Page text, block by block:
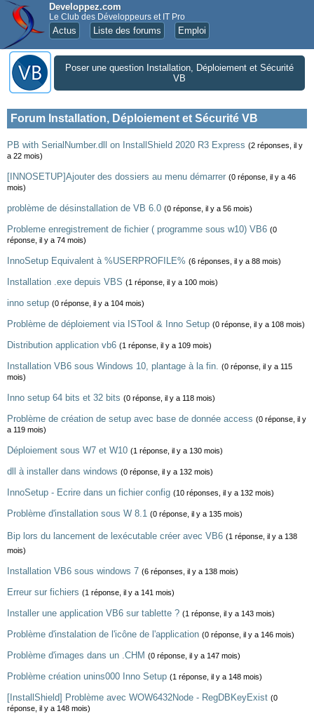
Developpez.com
Le Club des Développeurs et IT Pro
Actus Liste des forums Emploi
Poser une question Installation, Déploiement et Sécurité
VB
Forum Installation, Déploiement et Sécurité VB
PB with SerialNumber.dll on InstallShield 2020 R3 Express (2 réponses, il y
a 22 mois)
[INNOSETUP]Ajouter des dossiers au menu démarrer (0 réponse, il y a 46
mois)
problème de désinstallation de VB 6.0 (0 réponse, il y a 56 mois)
Probleme enregistrement de fichier ( programme sous w10) VB6 (0
réponse, il y a 74 mois)
InnoSetup Equivalent à %USERPROFILE% (6 réponses, il y a 88 mois)
Installation .exe depuis VBS (1 réponse, il y a 100 mois)
inno setup (0 réponse, il y a 104 mois)
Problème de déploiement via ISTool & Inno Setup (0 réponse, il y a 108 mois)
Distribution application vb6 (1 réponse, il y a 109 mois)
Installation VB6 sous Windows 10, plantage à la fin. (0 réponse, il y a 115
mois)
Inno setup 64 bits et 32 bits (0 réponse, il y a 118 mois)
Problème de création de setup avec base de donnée access (0 réponse, il y
a 119 mois)
Déploiement sous W7 et W10 (1 réponse, il y a 130 mois)
dll à installer dans windows (0 réponse, il y a 132 mois)
InnoSetup - Ecrire dans un fichier config (10 réponses, il y a 132 mois)
Problème d'installation sous W 8.1 (0 réponse, il y a 135 mois)
Bip lors du lancement de lexécutable créer avec VB6 (1 réponse, il y a 138
mois)
Installation VB6 sous windows 7 (6 réponses, il y a 138 mois)
Erreur sur fichiers (1 réponse, il y a 141 mois)
Installer une application VB6 sur tablette ? (1 réponse, il y a 143 mois)
Problème d'instalation de l'icône de l'application (0 réponse, il y a 146 mois)
Problème d'images dans un .CHM (0 réponse, il y a 147 mois)
Problème création unins000 Inno Setup (1 réponse, il y a 148 mois)
[InstallShield] Problème avec WOW6432Node - RegDBKeyExist (0
réponse, il y a 148 mois)